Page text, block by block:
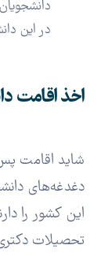
در این
اخذ اقامت
شاید اقامت
دغدغه‌های
این کشور را